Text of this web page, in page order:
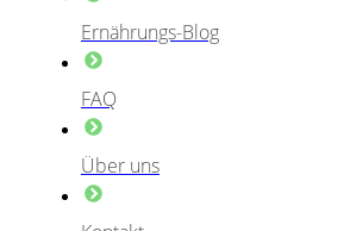
Ernährungs-Blog
FAQ
Über uns